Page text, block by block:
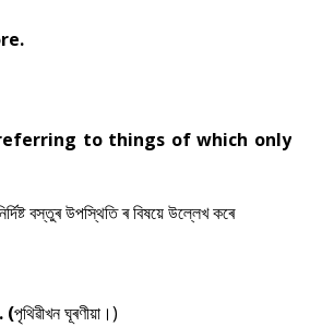
to things of which only
বস্তুৰ উপস্থিতি ৰ বিষয়ে উল্লেখ কৰে
(পৃথিৱীখন ঘূৰণীয়া।)